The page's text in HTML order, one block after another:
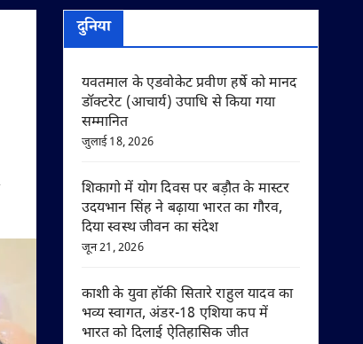
दुनिया
यवतमाल के एडवोकेट प्रवीण हर्षे को मानद
डॉक्टरेट (आचार्य) उपाधि से किया गया
सम्मानित
जुलाई 18, 2026
शिकागो में योग दिवस पर बड़ौत के मास्टर
उदयभान सिंह ने बढ़ाया भारत का गौरव,
दिया स्वस्थ जीवन का संदेश
जून 21, 2026
काशी के युवा हॉकी सितारे राहुल यादव का
भव्य स्वागत, अंडर-18 एशिया कप में
भारत को दिलाई ऐतिहासिक जीत